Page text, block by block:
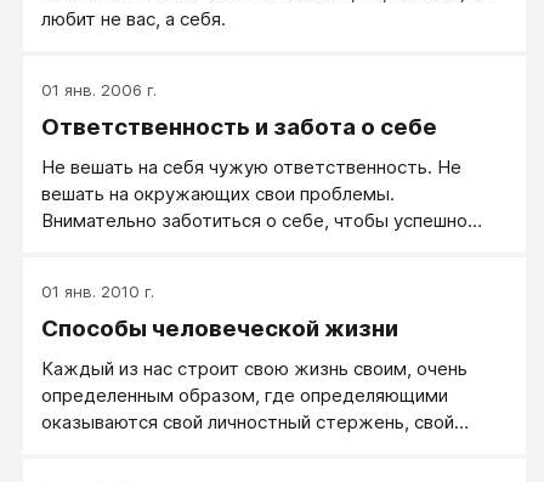
любит не вас, а себя.
01 янв. 2006 г.
Ответственность и забота о себе
Не вешать на себя чужую ответственность. Не
вешать на окружающих свои проблемы.
Внимательно заботиться о себе, чтобы успешно
01 янв. 2010 г.
Способы человеческой жизни
Каждый из нас строит свою жизнь своим, очень
определенным образом, где определяющими
оказываются свой личностный стержень, свой